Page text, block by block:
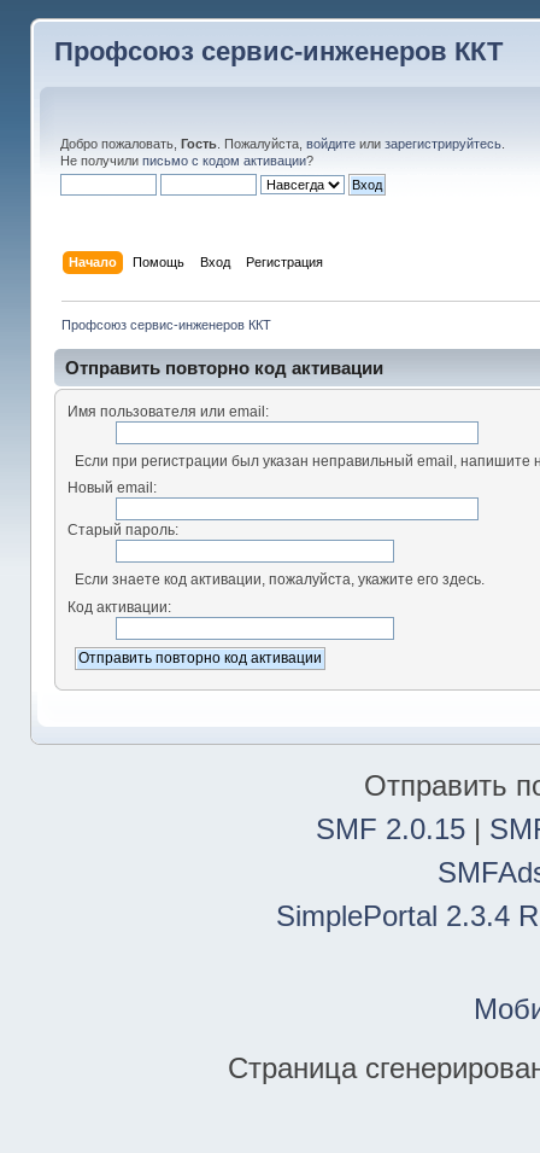
Профсоюз сервис-инженеров ККТ
Добро пожаловать, Гость. Пожалуйста, войдитеили зарегистрируйтесь.
Не получили письмо с кодом активации?
Начало Помощь Вход Регистрация
Профсоюз сервис-инженеров ККТ
Отправить повторно код активации
Имя пользователя или email:
Если при регистрации был указан неправильный email, напишите
Новый email:
Старый пароль:
Если знаете код активации, пожалуйста, укажите его здесь.
Код активации:
Отправить
SMF 2.0.15 |
SimplePortal 2.3.4
Страница